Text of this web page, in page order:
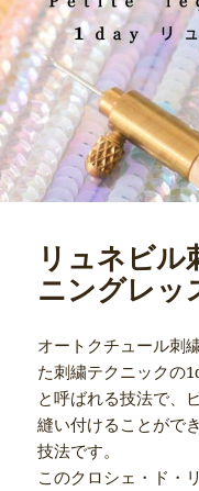
リュネビ
ニングレッ
オートクチュール刺
た刺繍テクニックの
と呼ばれる技法で、
縫い付けることがで
技法です。
このクロシェ・ド・